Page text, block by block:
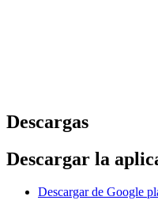
Descargas
Descargar la
Descargar de Google